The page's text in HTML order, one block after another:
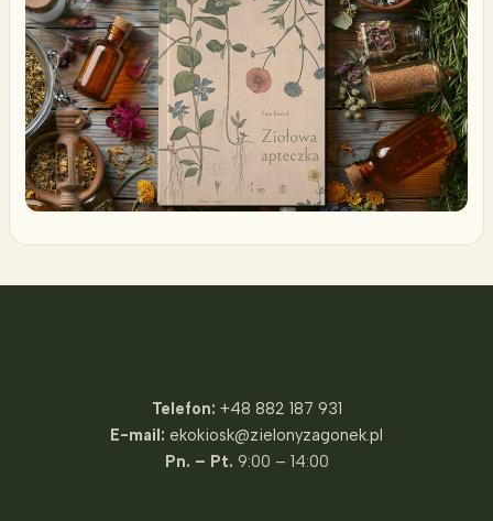
Telefon: +48 882 187 931
E-mail: ekokiosk@zielonyzagonek.pl
Pn. – Pt. 9:00 – 14:00